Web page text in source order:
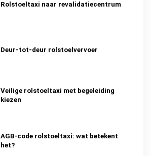
Rolstoeltaxi naar revalidatiecentrum
Deur-tot-deur rolstoelvervoer
Veilige rolstoeltaxi met begeleiding
kiezen
AGB-code rolstoeltaxi: wat betekent
het?